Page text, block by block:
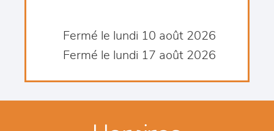
Fermé le lundi 10 août 2026
Fermé le lundi 17 août 2026